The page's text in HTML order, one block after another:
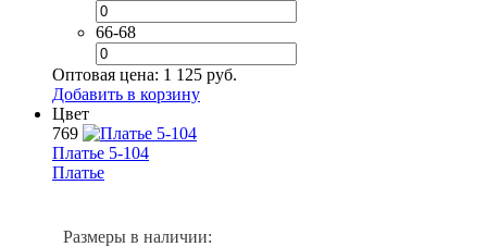
66-68
Оптовая цена: 1 125 руб.
Добавить в корзину
Цвет
769
Платье 5-104
Платье
Размеры в наличии: